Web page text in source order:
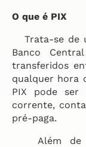
O que é PIX
Trata-se de
Banco
transferidos
qualquer hora
PIX pode
corrente,
pré-paga.
Além de